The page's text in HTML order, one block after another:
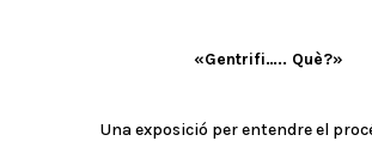
«Gentrifi….. Què?»
Una exposició per entendre el